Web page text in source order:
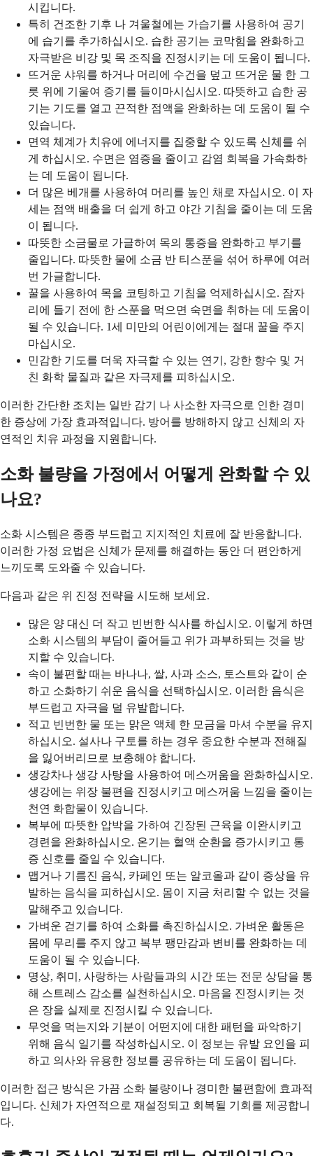
시킵니다.
특히 건조한 기후 나 겨울철에는 가습기를 사용하여 공기
에 습기를 추가하십시오. 습한 공기는 코막힘을 완화하고
자극받은 비강 및 목 조직을 진정시키는 데 도움이 됩니다.
뜨거운 샤워를 하거나 머리에 수건을 덮고 뜨거운 물 한 그
릇 위에 기울여 증기를 들이마시십시오. 따뜻하고 습한 공
기는 기도를 열고 끈적한 점액을 완화하는 데 도움이 될 수
있습니다.
면역 체계가 치유에 에너지를 집중할 수 있도록 신체를 쉬
게 하십시오. 수면은 염증을 줄이고 감염 회복을 가속화하
는 데 도움이 됩니다.
더 많은 베개를 사용하여 머리를 높인 채로 자십시오. 이 자
세는 점액 배출을 더 쉽게 하고 야간 기침을 줄이는 데 도움
이 됩니다.
따뜻한 소금물로 가글하여 목의 통증을 완화하고 부기를
줄입니다. 따뜻한 물에 소금 반 티스푼을 섞어 하루에 여러
번 가글합니다.
꿀을 사용하여 목을 코팅하고 기침을 억제하십시오. 잠자
리에 들기 전에 한 스푼을 먹으면 숙면을 취하는 데 도움이
될 수 있습니다. 1세 미만의 어린이에게는 절대 꿀을 주지
마십시오.
민감한 기도를 더욱 자극할 수 있는 연기, 강한 향수 및 거
친 화학 물질과 같은 자극제를 피하십시오.
이러한 간단한 조치는 일반 감기 나 사소한 자극으로 인한 경미
한 증상에 가장 효과적입니다. 방어를 방해하지 않고 신체의 자
연적인 치유 과정을 지원합니다.
소화 불량을 가정에서 어떻게 완화할 수 있
나요?
소화 시스템은 종종 부드럽고 지지적인 치료에 잘 반응합니다.
이러한 가정 요법은 신체가 문제를 해결하는 동안 더 편안하게
느끼도록 도와줄 수 있습니다.
다음과 같은 위 진정 전략을 시도해 보세요.
많은 양 대신 더 작고 빈번한 식사를 하십시오. 이렇게 하면
소화 시스템의 부담이 줄어들고 위가 과부하되는 것을 방
지할 수 있습니다.
속이 불편할 때는 바나나, 쌀, 사과 소스, 토스트와 같이 순
하고 소화하기 쉬운 음식을 선택하십시오. 이러한 음식은
부드럽고 자극을 덜 유발합니다.
적고 빈번한 물 또는 맑은 액체 한 모금을 마셔 수분을 유지
하십시오. 설사나 구토를 하는 경우 중요한 수분과 전해질
을 잃어버리므로 보충해야 합니다.
생강차나 생강 사탕을 사용하여 메스꺼움을 완화하십시오.
생강에는 위장 불편을 진정시키고 메스꺼움 느낌을 줄이는
천연 화합물이 있습니다.
복부에 따뜻한 압박을 가하여 긴장된 근육을 이완시키고
경련을 완화하십시오. 온기는 혈액 순환을 증가시키고 통
증 신호를 줄일 수 있습니다.
맵거나 기름진 음식, 카페인 또는 알코올과 같이 증상을 유
발하는 음식을 피하십시오. 몸이 지금 처리할 수 없는 것을
말해주고 있습니다.
가벼운 걷기를 하여 소화를 촉진하십시오. 가벼운 활동은
몸에 무리를 주지 않고 복부 팽만감과 변비를 완화하는 데
도움이 될 수 있습니다.
명상, 취미, 사랑하는 사람들과의 시간 또는 전문 상담을 통
해 스트레스 감소를 실천하십시오. 마음을 진정시키는 것
은 장을 실제로 진정시킬 수 있습니다.
무엇을 먹는지와 기분이 어떤지에 대한 패턴을 파악하기
위해 음식 일기를 작성하십시오. 이 정보는 유발 요인을 피
하고 의사와 유용한 정보를 공유하는 데 도움이 됩니다.
이러한 접근 방식은 가끔 소화 불량이나 경미한 불편함에 효과적
입니다. 신체가 자연적으로 재설정되고 회복될 기회를 제공합니
다.